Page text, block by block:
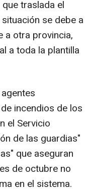
traslada el
se debe a
a otra provincia,
a toda la plantilla
incendios de los
el Servicio
de las guardias"
que aseguran
de octubre no
en el sistema.